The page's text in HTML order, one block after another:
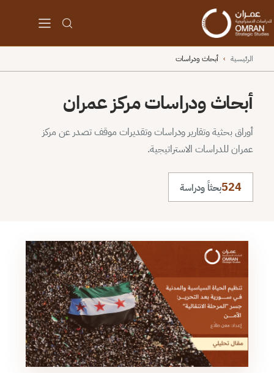
الرئيسية › أبحاث ودراسات
أبحاث ودراسات مركز عمران
أوراق بحثية وتقارير ودراسات وتقديرات موقف تصدر عن مركز
عمران للدراسات الاستراتيجية.
524بحثاً ودراسة